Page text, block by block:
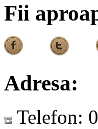
Fii
Adresa:
Telefon: